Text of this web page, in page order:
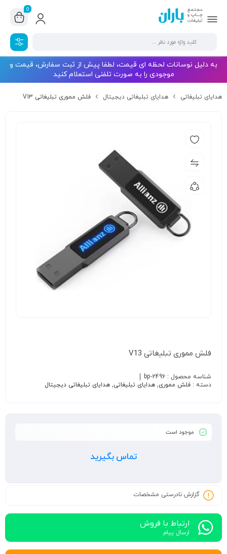
0
به دلیل نوسانات لحظه ای قیمت، لطفا پیش از ثبت سفارش، قیمت و
موجودی را به صورت تلفنی استعلام کنید
هدایای تبلیغاتی هدایای تبلیغاتی دیجیتال فلش مموری تبلیغاتی V13
فلش مموری تبلیغاتی V13
شناسه محصول : bp-2496
دسته : فلش مموری, هدایای تبلیغاتی, هدایای تبلیغاتی دیجیتال
موجود است
تماس بگیرید
گزارش نادرستی مشخصات
ارتباط با فروش
ارسال پیام